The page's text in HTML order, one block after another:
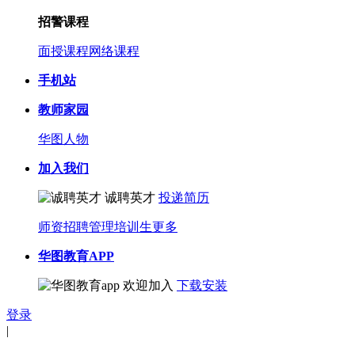
招警课程
面授课程网络课程
手机站
教师家园
华图人物
加入我们
诚聘英才 投递简历
师资招聘管理培训生更多
华图教育APP
欢迎加入 下载安装
登录
|